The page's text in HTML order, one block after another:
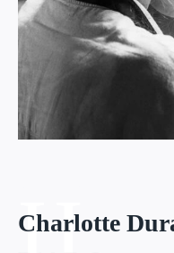
H
H
Charlotte